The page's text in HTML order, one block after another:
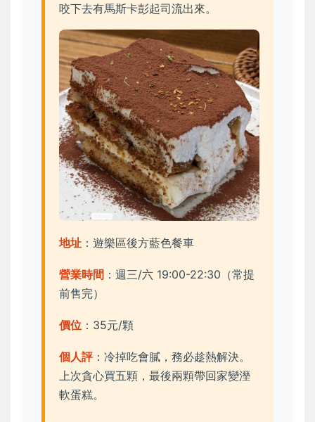
咬下去有馬斯卡彭起司流出來。
地址 ：遊樂區後方藍色餐車
營業時間 ：週三/六 19:00-22:30（常提
前售完）
價位 ：35元/顆
個人評 ：冷掉吃會膩，務必趁熱解決。
上次貪心買五顆，最後兩顆帶回家變溼
軟蛋糕。